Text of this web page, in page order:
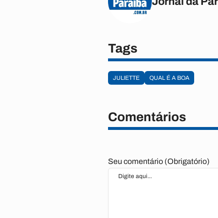
Tags
JULIETTE QUAL É A BOA
Comentários
Seu comentário (Obrigatório)